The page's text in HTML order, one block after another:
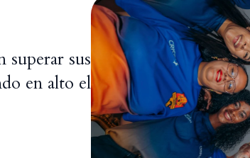
superar sus
en alto el